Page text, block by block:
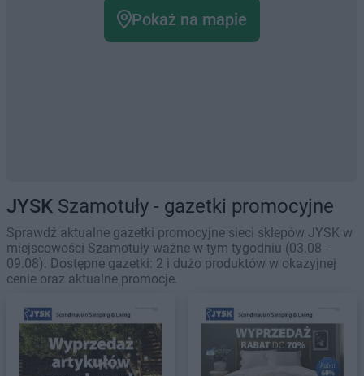
Pokaż na mapie
JYSK Szamotuły - gazetki promocyjne
Sprawdź aktualne gazetki promocyjne sieci sklepów JYSK w
miejscowości Szamotuły ważne w tym tygodniu (03.08 -
09.08). Dostępne gazetki: 2 i dużo produktów w okazyjnej
cenie oraz aktualne promocje.